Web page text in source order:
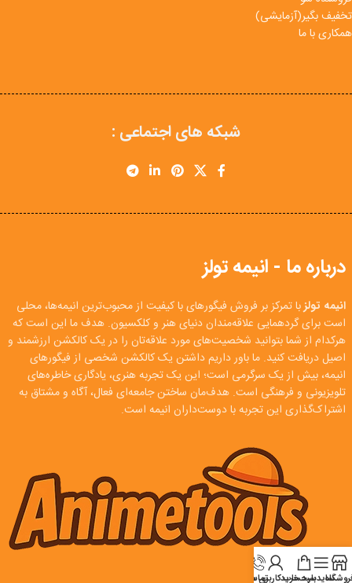
تخفیف بگیر(آزمایشی)
همکاری با ما
شبکه های اجتماعی :
درباره ما - انیمه تولز
انیمه تولزبا تمرکز بر فروش فیگورهای با کیفیت از محبوب‌ترین انیمه‌ها، محلی
است برای گردهمایی علاقه‌مندان دنیای هنر و کلکسیون. هدف ما این است که
هرکدام از شما بتوانید شخصیت‌های مورد علاقه‌تان را در یک کالکشن ارزشمند و
اصیل دریافت کنید. ما باور داریم داشتن یک کالکشن شخصی از فیگورهای
انیمه، بیش از یک سرگرمی است؛ این یک تجربه هنری، یادگاری خاطره‌های
تلویزیونی و فرهنگی است. هدف‌مان ساختن جامعه‌ای فعال، آگاه و مشتاق به
اشتراک‌گذاری این تجربه با دوست‌داران انیمه است.
سایدبارسبد خرید
حساب کاربری من
تماس